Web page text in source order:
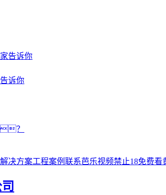
告诉你
诉你
？
解决方案工程案例 联系芭乐视频禁止18免费看